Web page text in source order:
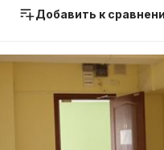
Добавить к